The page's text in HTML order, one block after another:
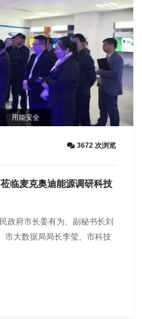
用能安全
3672 次浏览
临麦克奥迪能源调研科技
政府市长姜有为、副秘书长刘
市大数据局局长李莹、市科技